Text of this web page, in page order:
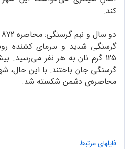
کند.
گرسنگی شدید و سرمای کشنده
125 گرم نان به هر نفر می‌رسید.
گرسنگی جان باختند. با این حال،
محاصره‌ی دشمن شکسته شد.
فایلهای مرتبط